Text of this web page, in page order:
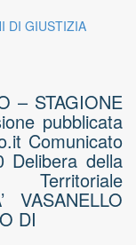
DI GIUSTIZIA
– STAGIONE
pubblicata
Comunicato
Delibera della
Territoriale
VASANELLO
DI